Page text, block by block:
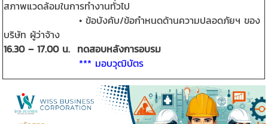
สภาพแวดล้อมในการทำงานทั่วไป
• ข้อบังคับ/ข้อกำหนดด้านความปลอดภัยฯ ของ
บริษัท ผู้ว่าจ้าง
16.30 – 17.00 น. ทดสอบหลังการอบรม
*** มอบวุฒิบัตร